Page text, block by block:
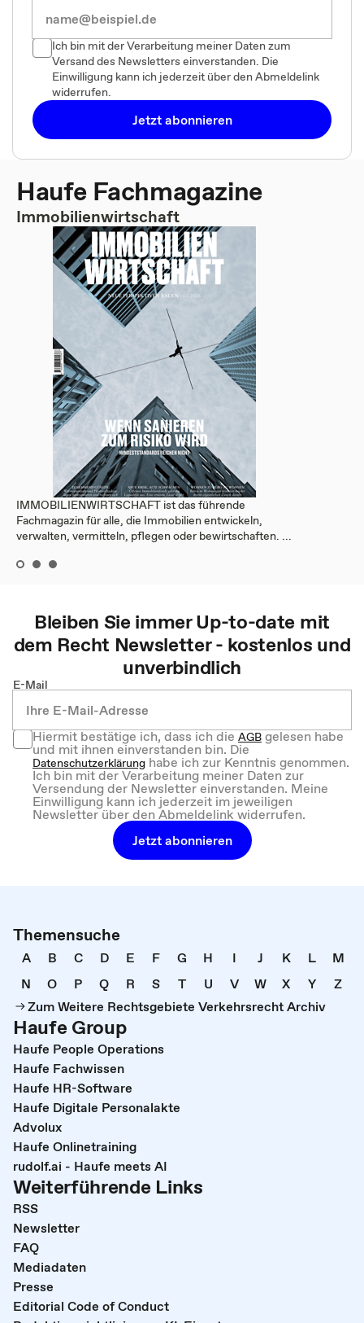
Ich bin mit der Verarbeitung meiner Daten zum
Versand des Newsletters einverstanden. Die
Einwilligung kann ich jederzeit über den Abmeldelink
widerrufen.
Jetzt abonnieren
Haufe Fachmagazine
Immobilienwirtschaft
IMMOBILIENWIRTSCHAFT ist das führende
Fachmagazin für alle, die Immobilien entwickeln,
verwalten, vermitteln, pflegen oder bewirtschaften. ...
Bleiben Sie immer Up-to-date mit
dem Recht Newsletter - kostenlos und
unverbindlich
E-Mail
Hiermit bestätige ich, dass ich dieAGBgelesen habe
und mit ihnen einverstanden bin. Die
Datenschutzerklärung habe ich zur Kenntnis genommen.
Ich bin mit der Verarbeitung meiner Daten zur
Versendung der Newsletter einverstanden. Meine
Einwilligung kann ich jederzeit im jeweiligen
Newsletter über den Abmeldelink widerrufen.
Jetzt abonnieren
Themensuche
A B C D E F G H I J K L
M
N
O P Q R S T U V W X Y
Z
Zum Weitere Rechtsgebiete Verkehrsrecht Archiv
Haufe Group
Haufe People Operations
Haufe Fachwissen
Haufe HR-Software
Haufe Digitale Personalakte
Advolux
Haufe Onlinetraining
rudolf.ai - Haufe meets AI
Weiterführende Links
RSS
Newsletter
FAQ
Mediadaten
Presse
Editorial Code of Conduct